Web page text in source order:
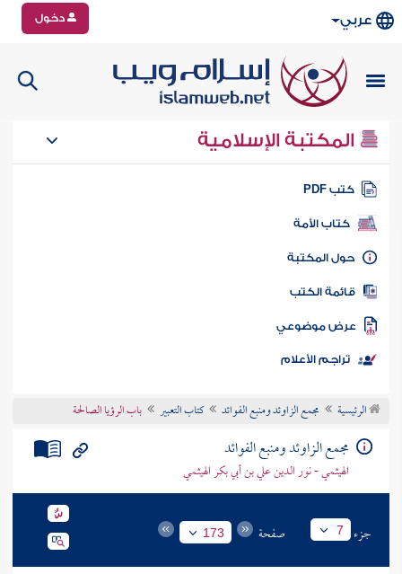
عربي دخول
المكتبة الإسلامية
كتب PDF
كتاب الأمة
المكتبة
الكتب
موضوعي
تراجم الأعلام
الرئيسية مجمع الزاوئد ومنبع الفوائد كتاب التعبير باب الرؤيا الصالحة
مجمع الزاوئد ومنبع الفوائد
الهيثمي - نور الدين علي بن أبي بكر الهيثمي
جزء 7 صفحة 173